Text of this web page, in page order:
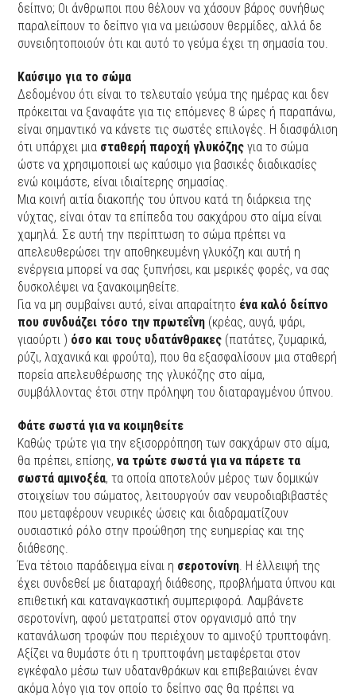
δείπνο; Οι άνθρωποι που θέλουν να χάσουν βάρος συνήθως
παραλείπουν το δείπνο για να μειώσουν θερμίδες, αλλά δε
συνειδητοποιούν ότι και αυτό το γεύμα έχει τη σημασία του.
Καύσιμο για το σώμα
Δεδομένου ότι είναι το τελευταίο γεύμα της ημέρας και δεν
πρόκειται να ξαναφάτε για τις επόμενες 8 ώρες ή παραπάνω,
είναι σημαντικό να κάνετε τις σωστές επιλογές. Η διασφάλιση
ότι υπάρχει μια σταθερή παροχή γλυκόζης για το σώμα
ώστε να χρησιμοποιεί ως καύσιμο για βασικές διαδικασίες
ενώ κοιμάστε, είναι ιδιαίτερης σημασίας.
Μια κοινή αιτία διακοπής του ύπνου κατά τη διάρκεια της
νύχτας, είναι όταν τα επίπεδα του σακχάρου στο αίμα είναι
χαμηλά. Σε αυτή την περίπτωση το σώμα πρέπει να
απελευθερώσει την αποθηκευμένη γλυκόζη και αυτή η
ενέργεια μπορεί να σας ξυπνήσει, και μερικές φορές, να σας
δυσκολέψει να ξανακοιμηθείτε.
Για να μη συμβαίνει αυτό, είναι απαραίτητο ένα καλό δείπνο
που συνδυάζει τόσο την πρωτεΐνη (κρέας, αυγά, ψάρι,
γιαούρτι ) όσο και τους υδατάνθρακες (πατάτες, ζυμαρικά,
ρύζι, λαχανικά και φρούτα), που θα εξασφαλίσουν μια σταθερή
πορεία απελευθέρωσης της γλυκόζης στο αίμα,
συμβάλλοντας έτσι στην πρόληψη του διαταραγμένου ύπνου.
Φάτε σωστά για να κοιμηθείτε
Καθώς τρώτε για την εξισορρόπηση των σακχάρων στο αίμα,
θα πρέπει, επίσης, να τρώτε σωστά για να πάρετε τα
σωστά αμινοξέα, τα οποία αποτελούν μέρος των δομικών
στοιχείων του σώματος, λειτουργούν σαν νευροδιαβιβαστές
που μεταφέρουν νευρικές ώσεις και διαδραματίζουν
ουσιαστικό ρόλο στην προώθηση της ευημερίας και της
διάθεσης.
Ένα τέτοιο παράδειγμα είναι η σεροτονίνη. Η έλλειψή της
έχει συνδεθεί με διαταραχή διάθεσης, προβλήματα ύπνου και
επιθετική και καταναγκαστική συμπεριφορά. Λαμβάνετε
σεροτονίνη, αφού μετατραπεί στον οργανισμό από την
κατανάλωση τροφών που περιέχουν το αμινοξύ τρυπτοφάνη.
Αξίζει να θυμάστε ότι η τρυπτοφάνη μεταφέρεται στον
εγκέφαλο μέσω των υδατανθράκων και επιβεβαιώνει έναν
ακόμα λόγο για τον οποίο το δείπνο σας θα πρέπει να